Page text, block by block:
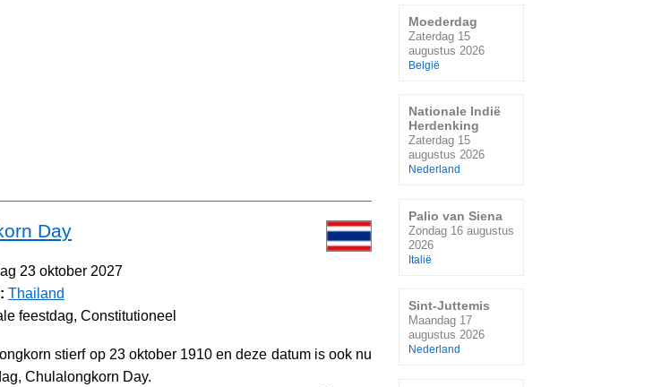
Day
23 oktober 2027
Thailand
feestdag, Constitutioneel
stierf op 23 oktober 1910 en deze datum is ook nu
Chulalongkorn Day.
Moederdag
Zaterdag 15
augustus 2026
België
Nationale Indië
Herdenking
Zaterdag 15
augustus 2026
Nederland
Palio van Siena
Zondag 16 augustus
2026
Italië
Sint-Juttemis
Maandag 17
augustus 2026
Nederland